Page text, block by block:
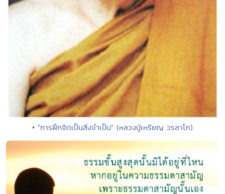
• "การฝึกจิตเป็นสิ่งจำเป็น" (หลวงปู่เหรียญ วรลาโภ)